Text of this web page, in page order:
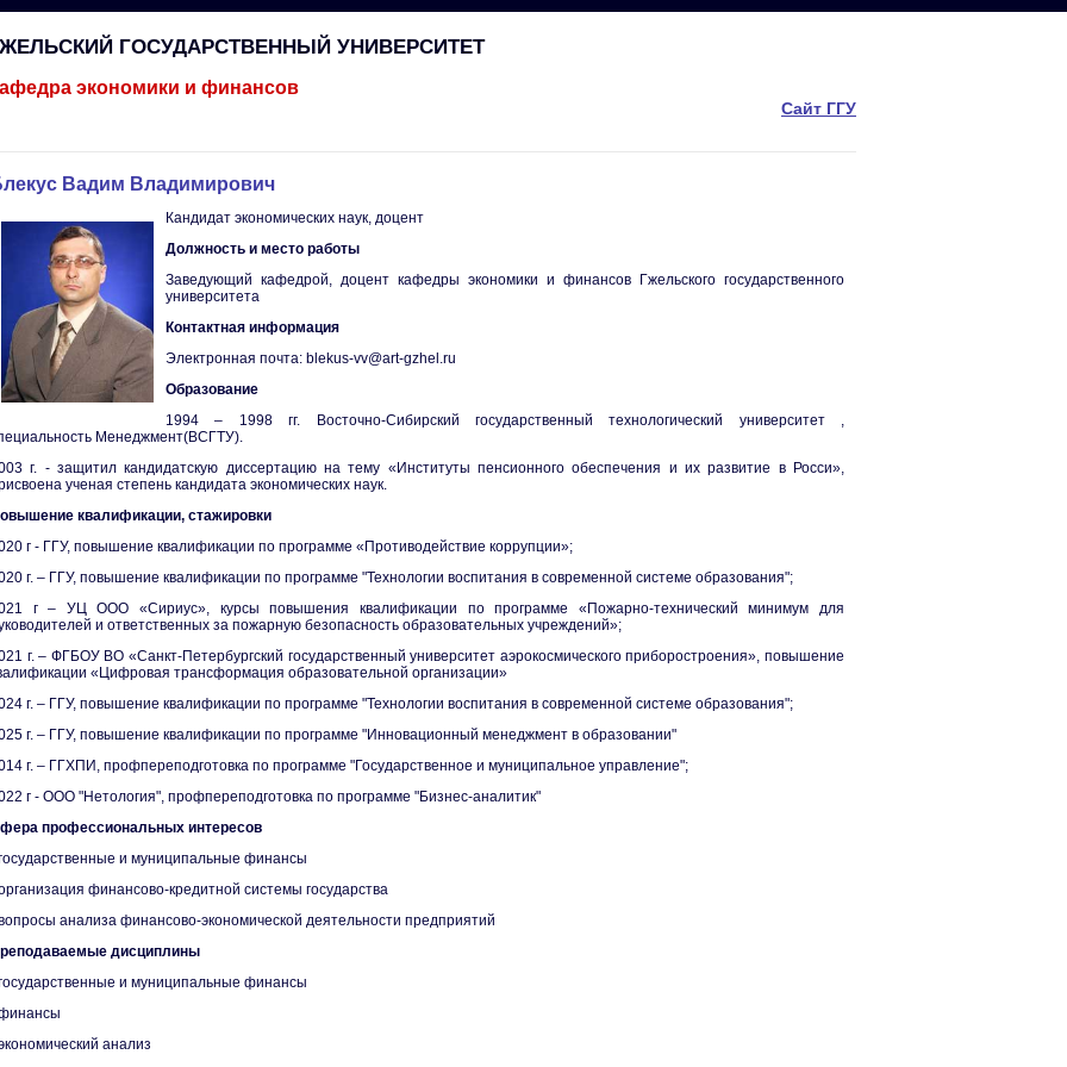
ГОСУДАРСТВЕННЫЙ УНИВЕРСИТЕТ
экономики и финансов
Сайт ГГУ
Вадим Владимирович
Кандидат экономических наук, доцент
Должность и место работы
Заведующий кафедрой, доцент кафедры экономики и финансов Гжельского государственного
университета
Контактная информация
Электронная почта: blekus-vv@art-gzhel.ru
Образование
1994 – 1998 гг. Восточно-Сибирский государственный технологический университет ,
Менеджмент(ВСГТУ).
г. - защитил кандидатскую диссертацию на тему «Институты пенсионного обеспечения и их развитие в Росси»,
ученая степень кандидата экономических наук.
квалификации, стажировки
г - ГГУ, повышение квалификации по программе «Противодействие коррупции»;
г. – ГГУ, повышение квалификации по программе "Технологии воспитания в современной системе образования";
г – УЦ ООО «Сириус», курсы повышения квалификации по программе «Пожарно-технический минимум для
и ответственных за пожарную безопасность образовательных учреждений»;
г. – ФГБОУ ВО «Санкт-Петербургский государственный университет аэрокосмического приборостроения», повышение
«Цифровая трансформация образовательной организации»
г. – ГГУ, повышение квалификации по программе "Технологии воспитания в современной системе образования";
г. – ГГУ, повышение квалификации по программе "Инновационный менеджмент в образовании"
г. – ГГХПИ, профпереподготовка по программе "Государственное и муниципальное управление";
г - ООО "Нетология", профпереподготовка по программе "Бизнес-аналитик"
профессиональных интересов
и муниципальные финансы
финансово-кредитной системы государства
анализа финансово-экономической деятельности предприятий
дисциплины
и муниципальные финансы
анализ